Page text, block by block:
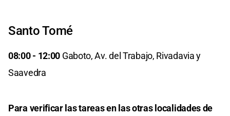
Santo Tomé
08:00 - 12:00 Gaboto, Av. del Trabajo, Rivadavia y
Saavedra
Para verificar las tareas en las otras localidades de